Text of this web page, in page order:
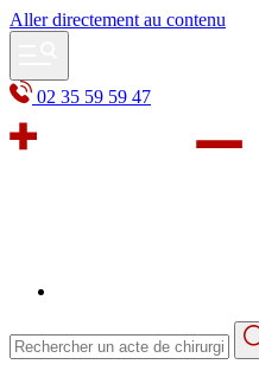
Aller directement au contenu
02 35 59 59 47